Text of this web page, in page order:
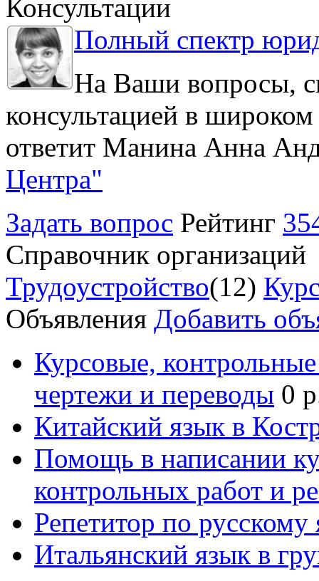
Консультации
Полный спектр
На Ваши вопросы,
консультацией в
ответит Манина Анна
Центра"
Задать вопрос Рейтинг
Справочник организаций
Трудоустройство(12)
Объявления Добавить
Курсовые,
чертежи и переводы 0
Китайский язык в
Помощь в написании
контрольных работ и
Репетитор по русскому
Итальянский язык в